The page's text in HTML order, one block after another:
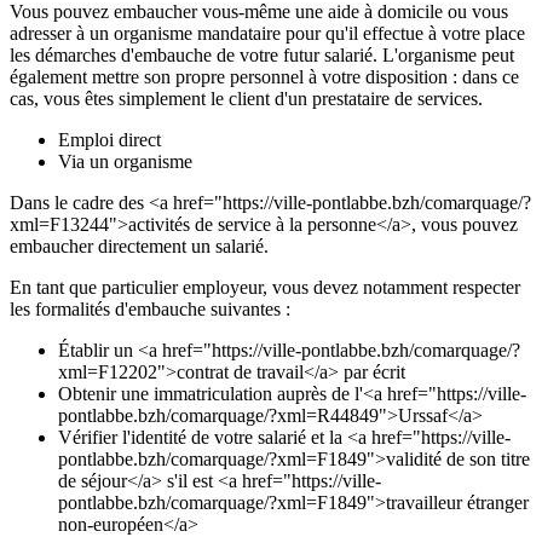
Vous pouvez embaucher vous-même une aide à domicile ou vous
adresser à un organisme mandataire pour qu'il effectue à votre place
les démarches d'embauche de votre futur salarié. L'organisme peut
également mettre son propre personnel à votre disposition : dans ce
cas, vous êtes simplement le client d'un prestataire de services.
Emploi direct
Via un organisme
Dans le cadre des <a href="https://ville-pontlabbe.bzh/comarquage/?
xml=F13244">activités de service à la personne</a>, vous pouvez
embaucher directement un salarié.
En tant que particulier employeur, vous devez notamment respecter
les formalités d'embauche suivantes :
Établir un <a href="https://ville-pontlabbe.bzh/comarquage/?
xml=F12202">contrat de travail</a> par écrit
Obtenir une immatriculation auprès de l'<a href="https://ville-
pontlabbe.bzh/comarquage/?xml=R44849">Urssaf</a>
Vérifier l'identité de votre salarié et la <a href="https://ville-
pontlabbe.bzh/comarquage/?xml=F1849">validité de son titre
de séjour</a> s'il est <a href="https://ville-
pontlabbe.bzh/comarquage/?xml=F1849">travailleur étranger
non-européen</a>